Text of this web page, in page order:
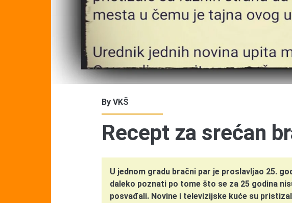
ByVKŠ
Recept za srećan
U jednom gradu bračni par je proslavljao 25.
daleko poznati po tome što se za 25 godina
posvađali. Novine i televizijske kuće su